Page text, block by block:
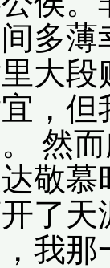
多
大
，
然
敬
了
我